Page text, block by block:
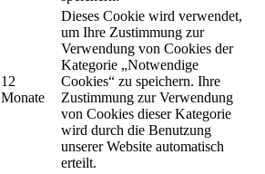
12
Monate
Dieses Cookie wird verwendet,
um Ihre Zustimmung zur
Verwendung von Cookies der
Kategorie „Notwendige
Cookies“ zu speichern. Ihre
Zustimmung zur Verwendung
von Cookies dieser Kategorie
wird durch die Benutzung
unserer Website automatisch
erteilt.